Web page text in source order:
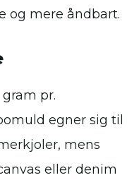
og mere åndbart.
pr.
egner sig til
mens
eller denim